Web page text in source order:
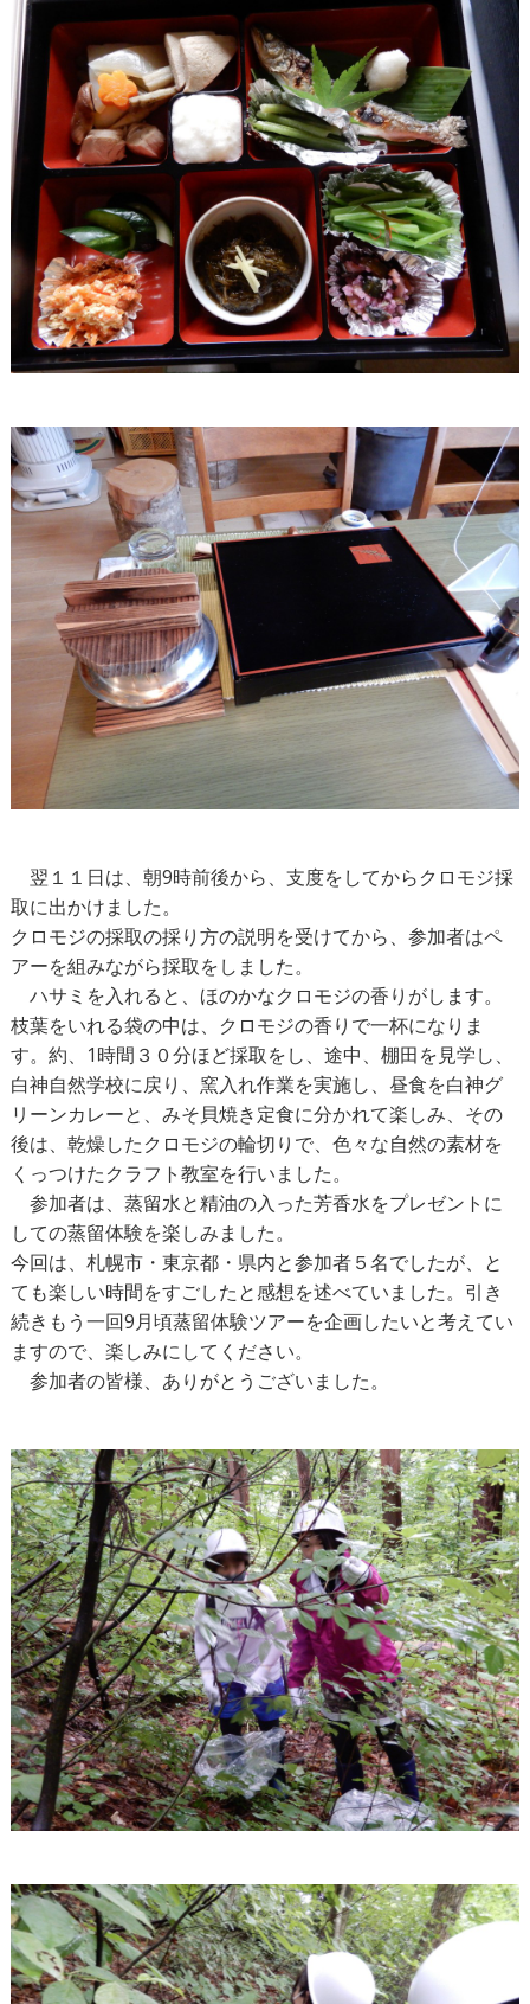
翌１１日は、朝9時前後から、支度をしてからクロモジ採
取に出かけました。
クロモジの採取の採り方の説明を受けてから、参加者はペ
アーを組みながら採取をしました。
ハサミを入れると、ほのかなクロモジの香りがします。
枝葉をいれる袋の中は、クロモジの香りで一杯になりま
す。約、1時間３０分ほど採取をし、途中、棚田を見学し、
白神自然学校に戻り、窯入れ作業を実施し、昼食を白神グ
リーンカレーと、みそ貝焼き定食に分かれて楽しみ、その
後は、乾燥したクロモジの輪切りで、色々な自然の素材を
くっつけたクラフト教室を行いました。
参加者は、蒸留水と精油の入った芳香水をプレゼントに
しての蒸留体験を楽しみました。
今回は、札幌市・東京都・県内と参加者５名でしたが、と
ても楽しい時間をすごしたと感想を述べていました。引き
続きもう一回9月頃蒸留体験ツアーを企画したいと考えてい
ますので、楽しみにしてください。
参加者の皆様、ありがとうございました。